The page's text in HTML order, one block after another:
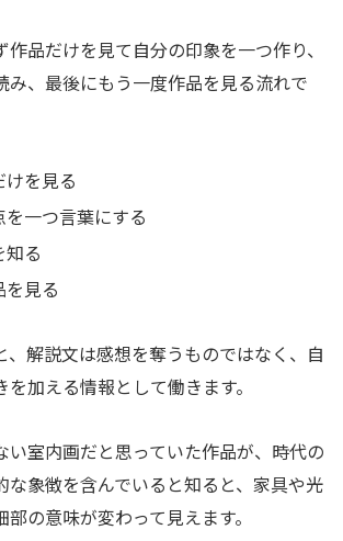
品だけを見て自分の印象を一つ作り、
み、最後にもう一度作品を見る流れで
を見る
一つ言葉にする
る
を見る
、解説文は感想を奪うものではなく、自
加える情報として働きます。
い室内画だと思っていた作品が、時代の
な象徴を含んでいると知ると、家具や光
の意味が変わって見えます。